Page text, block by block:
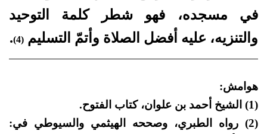
في مسجده، فهو شطر كلمة التوحيد
والتنزيه، عليه أفضل الصلاة وأتمّ التسليم (4)
.
هوامش:
(1) الشيخ أحمد بن علوان، كتاب الفتوح.
(2) رواه الطبري، وصححه الهيثمي والسيوطي في: